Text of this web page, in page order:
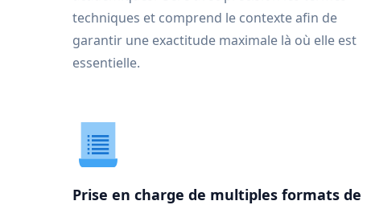
techniques et comprend le contexte afin de
garantir une exactitude maximale là où elle est
essentielle.
Prise en charge de multiples formats de